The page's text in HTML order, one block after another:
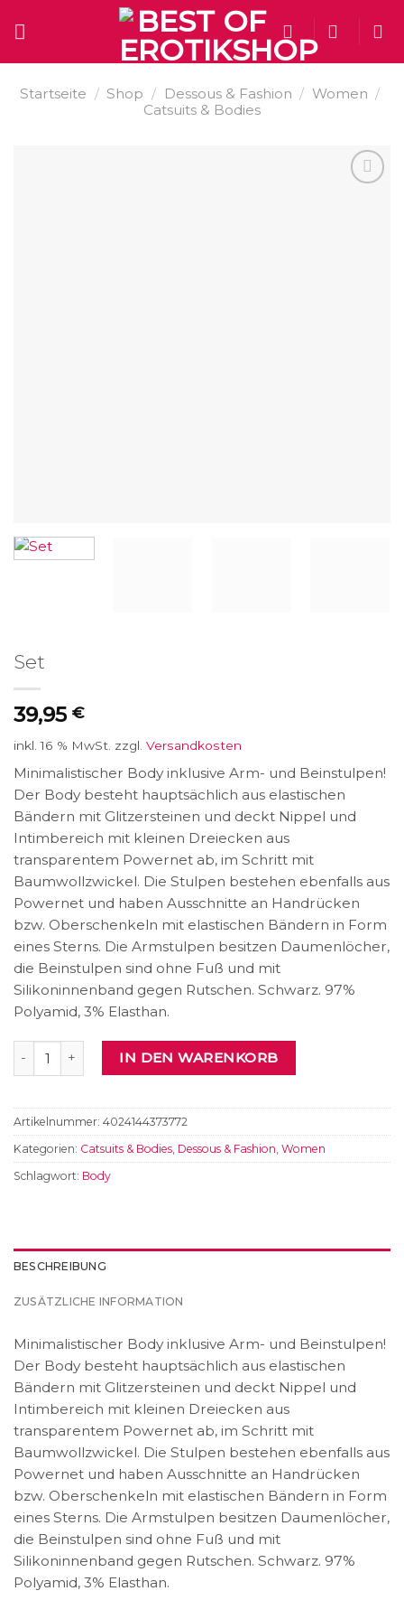
Startseite / Shop / Dessous & Fashion / Women /
Catsuits & Bodies
Set
39,95 €
inkl. 16 % MwSt. zzgl. Versandkosten
Minimalistischer Body inklusive Arm- und Beinstulpen!
Der Body besteht hauptsächlich aus elastischen
Bändern mit Glitzersteinen und deckt Nippel und
Intimbereich mit kleinen Dreiecken aus
transparentem Powernet ab, im Schritt mit
Baumwollzwickel. Die Stulpen bestehen ebenfalls aus
Powernet und haben Ausschnitte an Handrücken
bzw. Oberschenkeln mit elastischen Bändern in Form
eines Sterns. Die Armstulpen besitzen Daumenlöcher,
die Beinstulpen sind ohne Fuß und mit
Silikoninnenband gegen Rutschen. Schwarz. 97%
Polyamid, 3% Elasthan.
Set Menge IN DEN WARENKORB
Artikelnummer: 4024144373772
Kategorien: Catsuits & Bodies Dessous & Fashion Women
Schlagwort: Body
BESCHREIBUNG
ZUSÄTZLICHE INFORMATION
Minimalistischer Body inklusive Arm- und Beinstulpen!
Der Body besteht hauptsächlich aus elastischen
Bändern mit Glitzersteinen und deckt Nippel und
Intimbereich mit kleinen Dreiecken aus
transparentem Powernet ab, im Schritt mit
Baumwollzwickel. Die Stulpen bestehen ebenfalls aus
Powernet und haben Ausschnitte an Handrücken
bzw. Oberschenkeln mit elastischen Bändern in Form
eines Sterns. Die Armstulpen besitzen Daumenlöcher,
die Beinstulpen sind ohne Fuß und mit
Silikoninnenband gegen Rutschen. Schwarz. 97%
Polyamid, 3% Elasthan.